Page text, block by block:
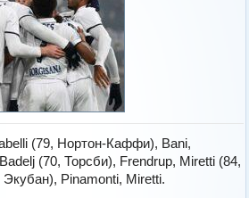
(79, Нортон-Каффи), Bani,
(70, Торсби), Frendrup, Miretti (84,
Pinamonti, Miretti.